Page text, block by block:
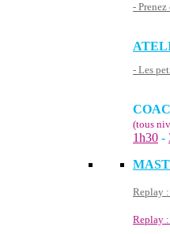
-
- Les
(tous
1h30 -
Replay
Replay